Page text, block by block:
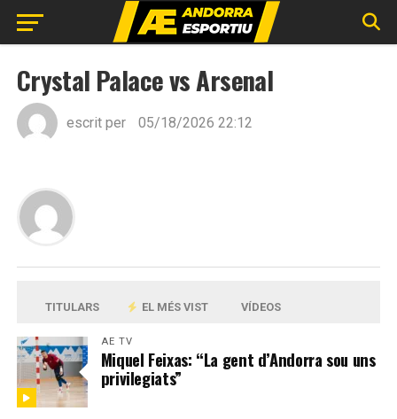
Crystal Palace vs Arsenal
escrit per 05/18/2026 22:12
TITULARS EL MÉS VIST VÍDEOS
AE TV
Miquel Feixas: “La gent d’Andorra sou uns
privilegiats”